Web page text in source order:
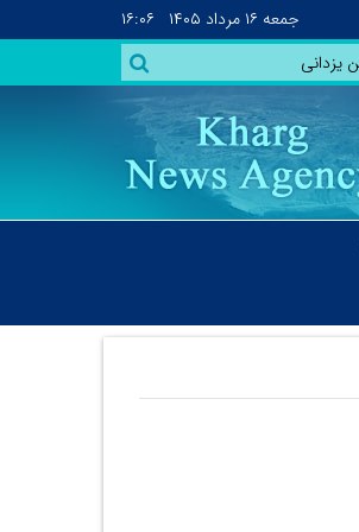
جمعه ۱۶ مرداد ۱۴۰۵ ۱۶:۰۶